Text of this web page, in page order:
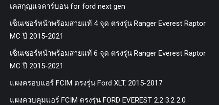
เคสกุญแจคาร์บอน for ford next gen
เซ็นเซอร์หน้าพร้อมสายแท้ 4 จุด ตรงรุ่น Ranger Everest Raptor
MC ปี 2015-2021
เซ็นเซอร์หน้าพร้อมสายแท้ 6 จุด ตรงรุ่น Ranger Everest Raptor
MC ปี 2015-2021
แผงครอบแอร์ FCIM ตรงรุ่น Ford XLT. 2015-2017
แผงควบคุมแอร์ FCIM ตรงรุ่น FORD EVEREST 2.2 3.2 2.0